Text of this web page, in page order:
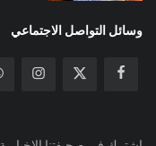
وسائل التواصل الاجتماعي